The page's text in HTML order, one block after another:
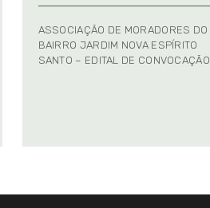
ASSOCIAÇÃO DE MORADORES DO
BAIRRO JARDIM NOVA ESPÍRITO
SANTO – EDITAL DE CONVOCAÇÃO